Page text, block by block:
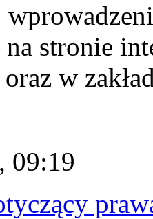
na stronie
w
09:19